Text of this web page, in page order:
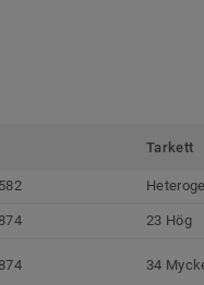
Tarkett
23 Hög
34